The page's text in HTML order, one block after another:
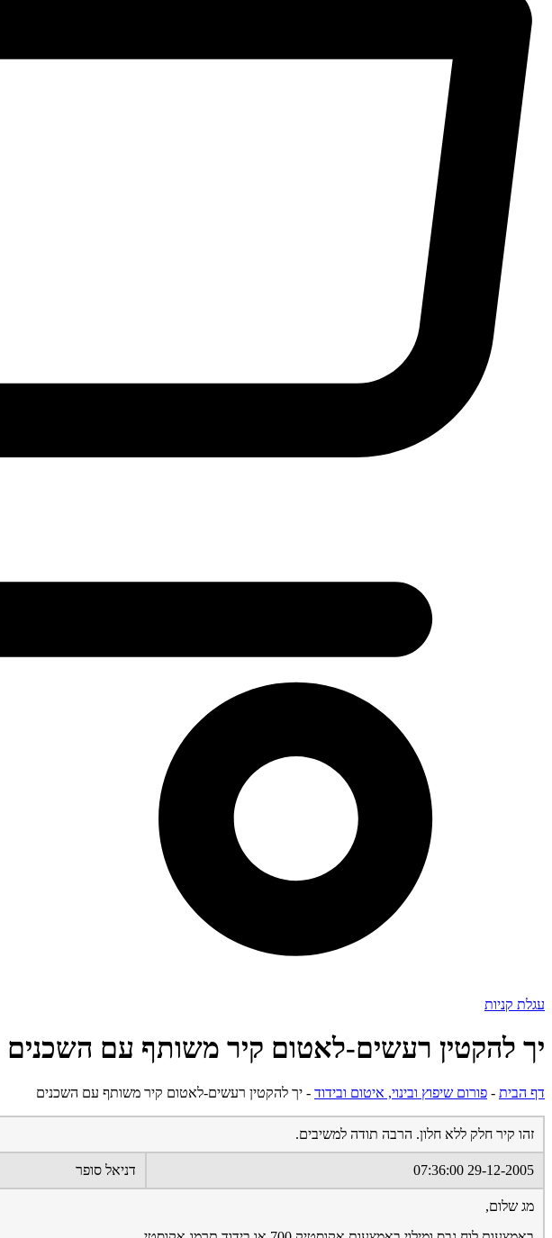
עגלת קניות
יך להקטין רעשים-לאטום קיר משותף עם השכנים
דף הבית - פורום שיפוץ ובינוי, איטום ובידוד - יך להקטין רעשים-לאטום קיר משותף עם השכנים
זהו קיר חלק ללא חלון. הרבה תודה למשיבים.
29-12-2005 07:36:00 דניאל סופר
מג שלום,